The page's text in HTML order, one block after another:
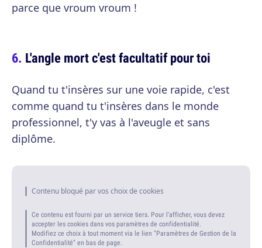
parce que vroum vroum !
L'angle mort c'est facultatif pour toi
Quand tu t'insères sur une voie rapide, c'est
comme quand tu t'insères dans le monde
professionnel, t'y vas à l'aveugle et sans
diplôme.
Contenu bloqué par vos choix de cookies
Ce contenu est fourni par un service tiers. Pour l'afficher, vous devez
accepter les cookies dans vos paramètres de confidentialité.
Modifiez ce choix à tout moment via le lien "Paramètres de Gestion de la
Confidentialité" en bas de page.